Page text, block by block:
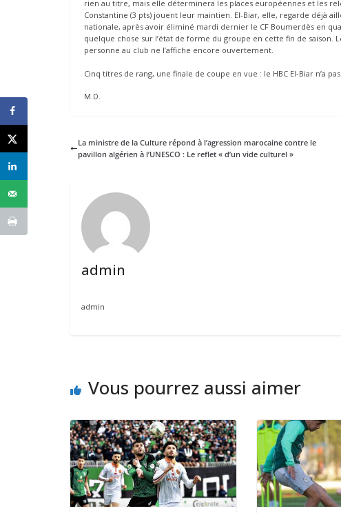
rien au titre, mais elle déterminera les places européennes et les
Constantine (3 pts) jouent leur maintien. El-Biar, elle, regarde déjà
nationale, après avoir éliminé mardi dernier le CF Boumerdès en
quelque chose sur l’état de forme du groupe en cette fin de
personne au club ne l’affiche encore ouvertement.
Cinq titres de rang, une finale de coupe en vue : le HBC El-Biar n’a
M.D.
La ministre de la Culture répond à l’agression marocaine contre le
pavillon algérien à l’UNESCO : Le reflet « d’un vide culturel »
admin
admin
Vous pourrez aussi aimer